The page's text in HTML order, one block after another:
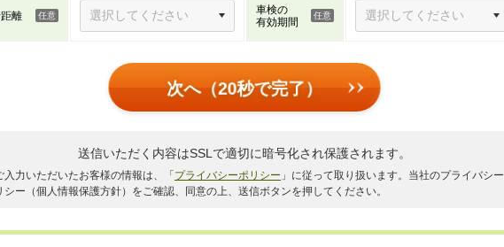
離
車検の
有効期間
次へ（20秒で完了）
送信いただく内容はSSLで適切に暗号化され保護されます。
力いただいたお客様の情報は、「 プライバシーポリシー 」に従って取り扱います。当社のプライバシー
シー（個人情報保護方針）をご確認、同意の上、送信ボタンを押してください。